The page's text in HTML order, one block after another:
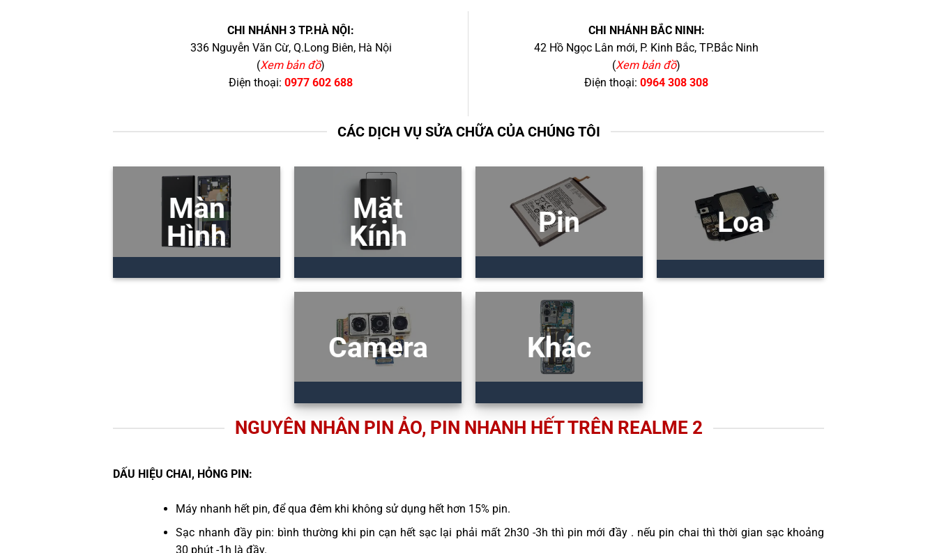
CHI NHÁNH 3 TP.HÀ NỘI:
336 Nguyễn Văn Cừ, Q.Long Biên, Hà Nội
(Xem bản đồ)
Điện thoại: 0977 602 688
CHI NHÁNH BẮC NINH:
42 Hồ Ngọc Lân mới, P. Kinh Bắc, TP.Bắc Ninh
(Xem bản đồ)
Điện thoại: 0964 308 308
CÁC DỊCH VỤ SỬA CHỮA CỦA CHÚNG TÔI
Màn
Hình
Mặt
Kính
Pin Loa
Camera Khác
NGUYÊN NHÂN PIN ẢO, PIN NHANH HẾT TRÊN REALME 2
DẤU HIỆU CHAI, HỎNG PIN:
Máy nhanh hết pin, để qua đêm khi không sử dụng hết hơn 15% pin.
Sạc nhanh đầy pin: bình thường khi pin cạn hết sạc lại phải mất 2h30 -3h thì pin mới đầy . nếu pin chai thì thời gian sạc khoảng
30 phút -1h là đầy.